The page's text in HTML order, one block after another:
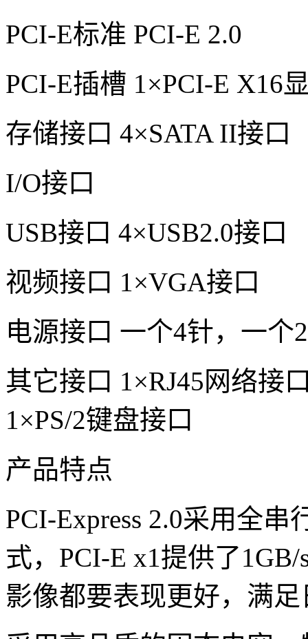
PCI-E标准 PCI-E 2.0
PCI-E插槽 1×PCI-E X16
存储接口 4×SATA II接口
I/O接口
USB接口 4×USB2.0接口
视频接口 1×VGA接口
电源接口 一个4针，一个
其它接口 1×RJ45网络接
1×PS/2键盘接口
产品特点
PCI-Express 2.0采用全
式，PCI-E x1提供了
影像都要表现更好，满